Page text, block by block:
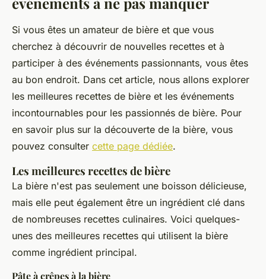
Si vous êtes un amateur de bière et que vous
cherchez à découvrir de nouvelles recettes et à
participer à des événements passionnants, vous êtes
au bon endroit. Dans cet article, nous allons explorer
les meilleures recettes de bière et les événements
incontournables pour les passionnés de bière. Pour
en savoir plus sur la découverte de la bière, vous
pouvez consulter cette page dédiée.
Les meilleures recettes de bière
La bière n'est pas seulement une boisson délicieuse,
mais elle peut également être un ingrédient clé dans
de nombreuses recettes culinaires. Voici quelques-
unes des meilleures recettes qui utilisent la bière
comme ingrédient principal.
Pâte à crêpes à la bière